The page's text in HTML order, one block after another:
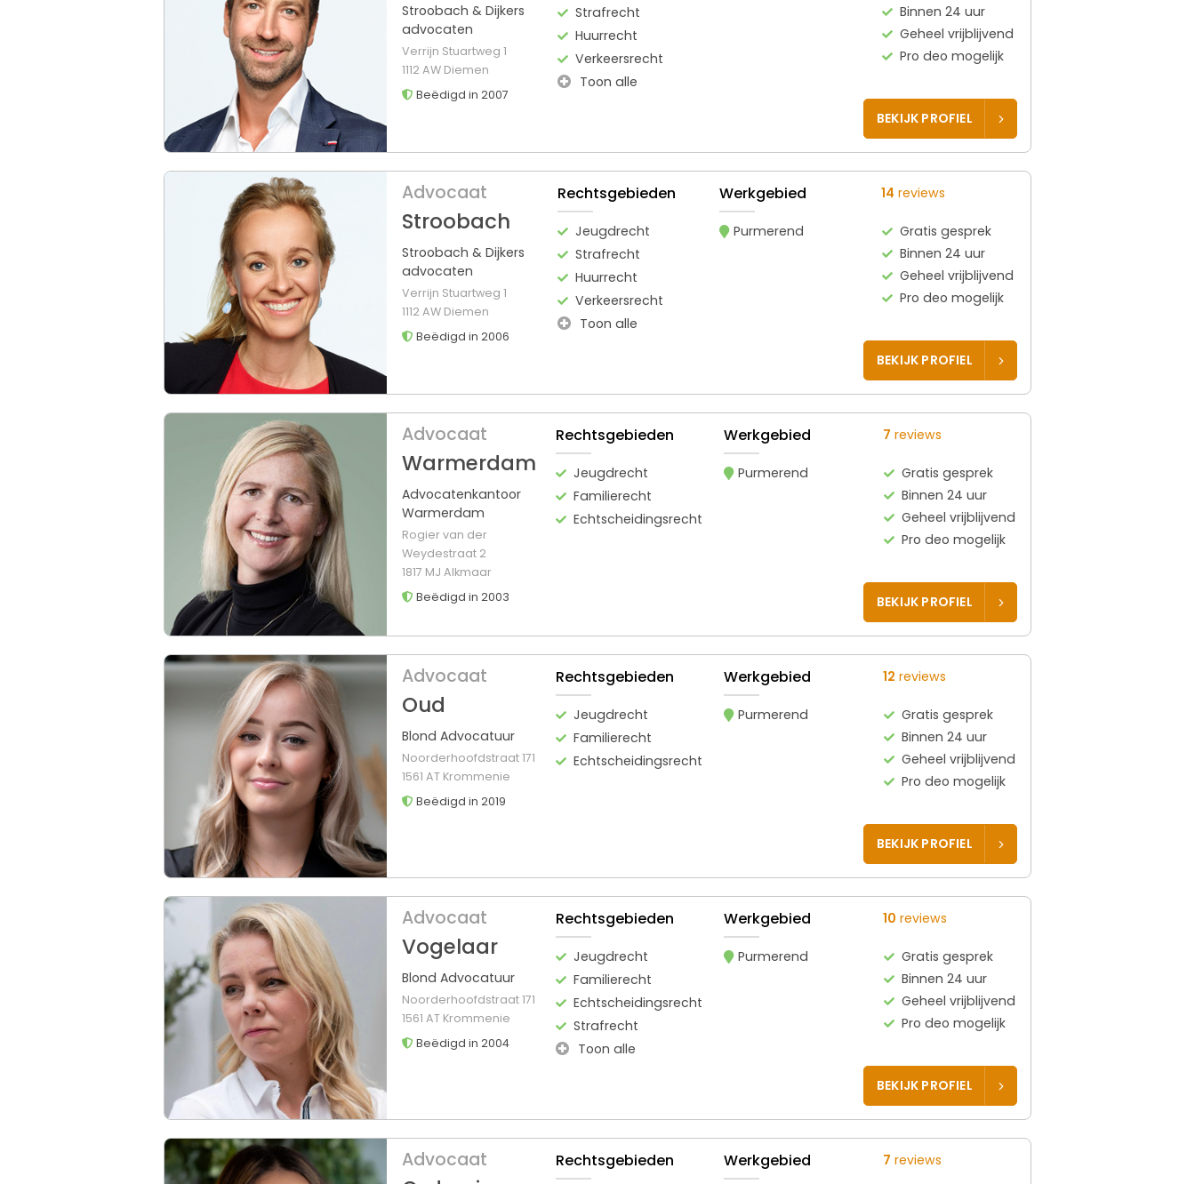
Stroobach & Dijkers
advocaten
Verrijn Stuartweg 1
1112 AW Diemen
Beëdigd in 2007
Strafrecht
Huurrecht
Verkeersrecht
Toon alle
Binnen 24 uur
Geheel vrijblijvend
Pro deo mogelijk
BEKIJK PROFIEL
Advocaat
Stroobach
Stroobach & Dijkers
advocaten
Verrijn Stuartweg 1
1112 AW Diemen
Beëdigd in 2006
Rechtsgebieden
Jeugdrecht
Strafrecht
Huurrecht
Verkeersrecht
Toon alle
Werkgebied
Purmerend
14 reviews
Gratis gesprek
Binnen 24 uur
Geheel vrijblijvend
Pro deo mogelijk
BEKIJK PROFIEL
Advocaat
Warmerdam
Advocatenkantoor
Warmerdam
Rogier van der
Weydestraat 2
1817 MJ Alkmaar
Beëdigd in 2003
Rechtsgebieden
Jeugdrecht
Familierecht
Echtscheidingsrecht
Werkgebied
Purmerend
7 reviews
Gratis gesprek
Binnen 24 uur
Geheel vrijblijvend
Pro deo mogelijk
BEKIJK PROFIEL
Advocaat
Oud
Blond Advocatuur
Noorderhoofdstraat 171
1561 AT Krommenie
Beëdigd in 2019
Rechtsgebieden
Jeugdrecht
Familierecht
Echtscheidingsrecht
Werkgebied
Purmerend
12 reviews
Gratis gesprek
Binnen 24 uur
Geheel vrijblijvend
Pro deo mogelijk
BEKIJK PROFIEL
Advocaat
Vogelaar
Blond Advocatuur
Noorderhoofdstraat 171
1561 AT Krommenie
Beëdigd in 2004
Rechtsgebieden
Jeugdrecht
Familierecht
Echtscheidingsrecht
Strafrecht
Toon alle
Werkgebied
Purmerend
10 reviews
Gratis gesprek
Binnen 24 uur
Geheel vrijblijvend
Pro deo mogelijk
BEKIJK PROFIEL
Advocaat Rechtsgebieden Werkgebied 7 reviews